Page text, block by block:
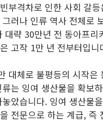
부격차로 인한 사회 갈
러나 인류 역사 전체로
대략 30만년 전 동아프
고작 1만 년 전부터입니
대체로 불평등의 시작은
는 잉여 생산물을 확보
았습니다. 잉여 생산물
전문으로 하는 계급, 즉